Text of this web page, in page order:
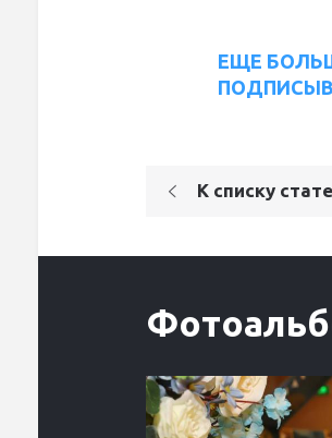
ЕЩЕ
К списку